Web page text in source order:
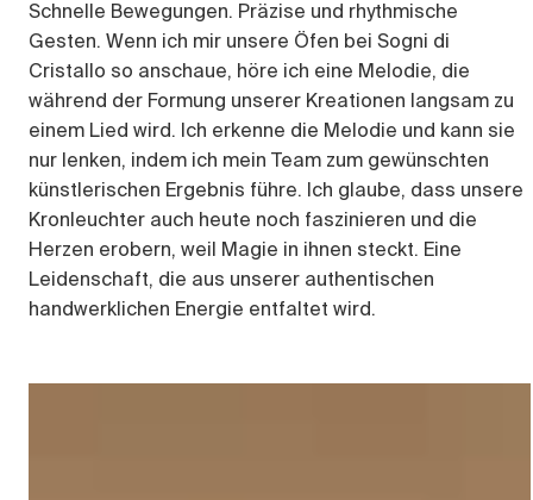
Schnelle Bewegungen. Präzise und rhythmische
Gesten. Wenn ich mir unsere Öfen bei Sogni di
Cristallo so anschaue, höre ich eine Melodie, die
während der Formung unserer Kreationen langsam zu
einem Lied wird. Ich erkenne die Melodie und kann sie
nur lenken, indem ich mein Team zum gewünschten
künstlerischen Ergebnis führe. Ich glaube, dass unsere
Kronleuchter auch heute noch faszinieren und die
Herzen erobern, weil Magie in ihnen steckt. Eine
Leidenschaft, die aus unserer authentischen
handwerklichen Energie entfaltet wird.